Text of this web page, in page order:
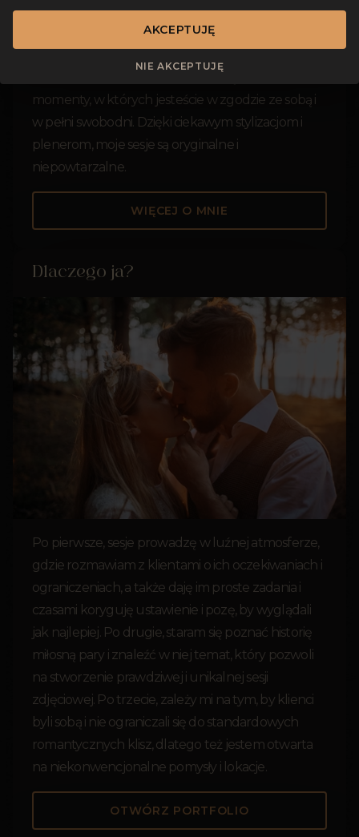
się inkluzywną fotografią, która stawia na
pierwszym miejscu osobowość i emocje.
rodzinne czy artystyczne, staram się złapać
momenty, w których jesteście w zgodzie ze sobą i
w pełni swobodni. Dzięki ciekawym stylizacjom i
plenerom, moje sesje są oryginalne i
niepowtarzalne.
WIĘCEJ O MNIE
Dlaczego ja?
Po pierwsze, sesje prowadzę w luźnej atmosferze,
gdzie rozmawiam z klientami o ich oczekiwaniach i
ograniczeniach, a także daję im proste zadania i
czasami koryguję ustawienie i pozę, by wyglądali
jak najlepiej. Po drugie, staram się poznać historię
miłosną pary i znaleźć w niej temat, który pozwoli
na stworzenie prawdziwej i unikalnej sesji
zdjęciowej. Po trzecie, zależy mi na tym, by klienci
byli sobą i nie ograniczali się do standardowych
romantycznych klisz, dlatego też jestem otwarta
na niekonwencjonalne pomysły i lokacje.
OTWÓRZ PORTFOLIO
AKCEPTUJĘ
NIE AKCEPTUJĘ